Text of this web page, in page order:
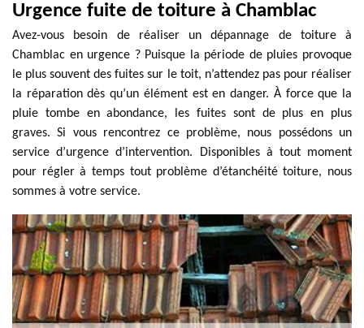
Urgence fuite de toiture à Chamblac
Avez-vous besoin de réaliser un dépannage de toiture à
Chamblac en urgence ? Puisque la période de pluies provoque
le plus souvent des fuites sur le toit, n’attendez pas pour réaliser
la réparation dès qu’un élément est en danger. À force que la
pluie tombe en abondance, les fuites sont de plus en plus
graves. Si vous rencontrez ce problème, nous possédons un
service d’urgence d’intervention. Disponibles à tout moment
pour régler à temps tout problème d’étanchéité toiture, nous
sommes à votre service.